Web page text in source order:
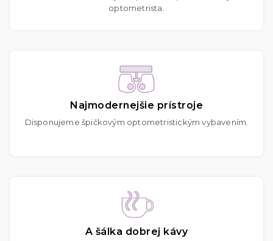
optometrista.
Najmodernejšie prístroje
Disponujeme špičkovým optometristickým vybavením.
A šálka dobrej kávy